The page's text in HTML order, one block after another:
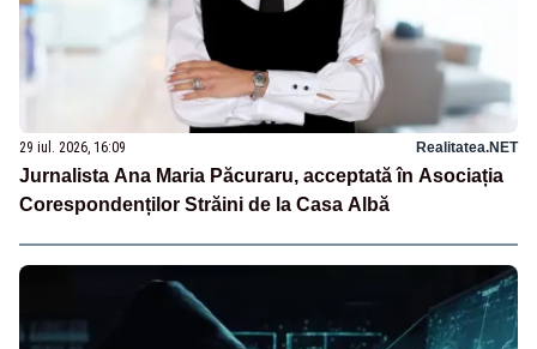
29 iul. 2026, 16:09 Realitatea.NET
Jurnalista Ana Maria Păcuraru, acceptată în Asociația
Corespondenților Străini de la Casa Albă